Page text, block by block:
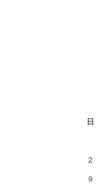
日
2
9